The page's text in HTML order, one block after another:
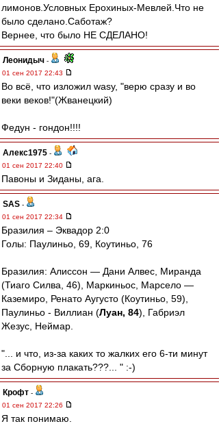
лимонов.Условных Ерохиных-Мевлей.Что не
было сделано.Саботаж?
Вернее, что было НЕ СДЕЛАНО!
Леонидыч -
01 сен 2017 22:43
Во всё, что изложил wasy, "верю сразу и во
веки веков!"(Жванецкий)
Федун - гондон!!!!
Алекс1975 -
01 сен 2017 22:40
Павоны и Зиданы, ага.
SAS -
01 сен 2017 22:34
Бразилия – Эквадор 2:0
Голы: Паулиньо, 69, Коутиньо, 76
Бразилия: Алиссон — Дани Алвес, Миранда
(Тиаго Силва, 46), Маркиньос, Марсело —
Каземиро, Ренато Аугусто (Коутиньо, 59),
Паулиньо - Виллиан (Луан, 84), Габриэл
Жезус, Неймар.
"... и что, из-за каких то жалких его 6-ти минут
за Сборную плакать???... " :-)
Крофт -
01 сен 2017 22:26
Я так понимаю.